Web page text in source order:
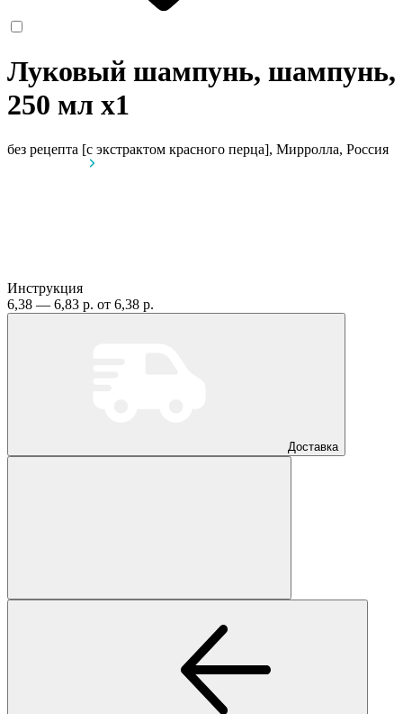
Луковый шампунь, шампунь,
250 мл x1
без рецепта [с экстрактом красного перца], Мирролла, Россия
Инструкция
6,38 — 6,83 р. от 6,38 р.
Доставка